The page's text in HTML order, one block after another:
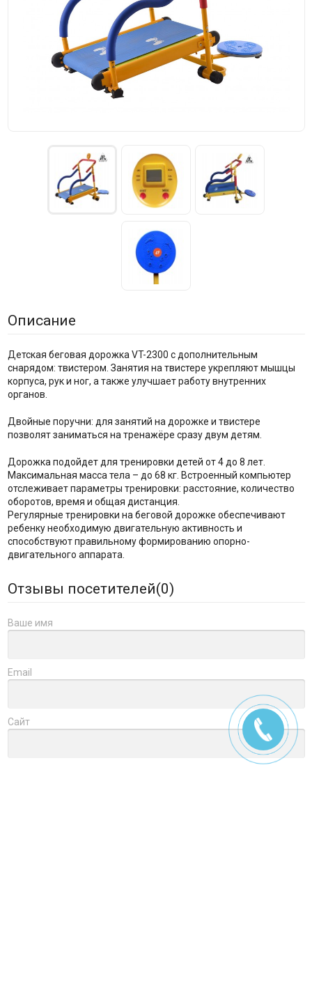
Описание
Детская беговая дорожка VT-2300 с дополнительным
снарядом: твистером. Занятия на твистере укрепляют мышцы
корпуса, рук и ног, а также улучшает работу внутренних
органов.
Двойные поручни: для занятий на дорожке и твистере
позволят заниматься на тренажёре сразу двум детям.
Дорожка подойдет для тренировки детей от 4 до 8 лет.
Максимальная масса тела – до 68 кг. Встроенный компьютер
отслеживает параметры тренировки: расстояние, количество
оборотов, время и общая дистанция.
Регулярные тренировки на беговой дорожке обеспечивают
ребенку необходимую двигательную активность и
способствуют правильному формированию опорно-
двигательного аппарата.
Отзывы посетителей(0)
Ваше имя
Email
Сайт